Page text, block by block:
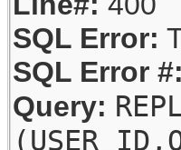
SQL Error:
SQL Error #:
Query: